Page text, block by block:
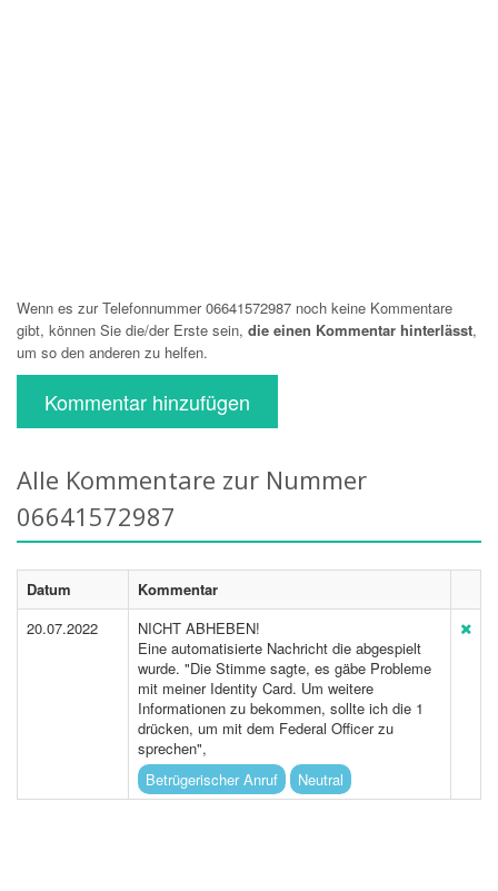
Wenn es zur Telefonnummer 06641572987 noch keine Kommentare
gibt, können Sie die/der Erste sein, die einen Kommentar hinterlässt,
um so den anderen zu helfen.
Kommentar hinzufügen
Alle Kommentare zur Nummer
06641572987
Datum
Kommentar
20.07.2022
NICHT ABHEBEN!
Eine automatisierte Nachricht die abgespielt
wurde. "Die Stimme sagte, es gäbe Probleme
mit meiner Identity Card. Um weitere
Informationen zu bekommen, sollte ich die 1
drücken, um mit dem Federal Officer zu
sprechen",
Betrügerischer Anruf
Neutral